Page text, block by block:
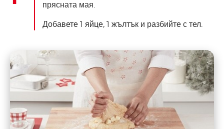
прясната мая.
Добавете 1 яйце, 1 жълтък и разбийте с тел.